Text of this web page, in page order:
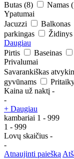
Butas (8) Namas
Ypatumai
Jacuzzi
Balkonas
parkingas
Židinys
Daugiau
Pirtis
Baseinas
Privalumai
Savarankiškas
gyvūnams
Kaina už naktį -
-
+ Daugiau
kambariai 1 - 999
1 - 999
Lovų skaičius -
-
Atnaujinti paiešką